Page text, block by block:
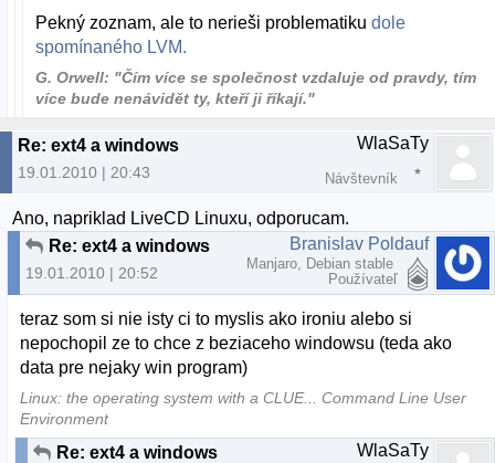
Pekný zoznam, ale to nerieši problematikudole
spomínaného LVM.
G. Orwell: "Čím více se společnost vzdaluje od pravdy, tím
více bude nenávidět ty, kteří ji říkají."
Re: ext4 a windows
19.01.2010 | 20:43
WlaSaTy
Návštevník
Ano, napriklad LiveCD Linuxu, odporucam.
Re: ext4 a windows
19.01.2010 | 20:52
Branislav Poldauf
Manjaro, Debian stable
Používateľ
teraz som si nie isty ci to myslis ako ironiu alebo si
nepochopil ze to chce z beziaceho windowsu (teda ako
data pre nejaky win program)
Linux: the operating system with a CLUE... Command Line User
Environment
Re: ext4 a windows WlaSaTy